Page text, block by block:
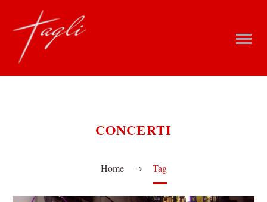
CONCERTI
Home Tag